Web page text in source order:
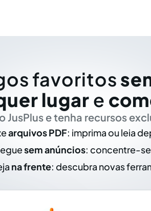
favoritos
lugar e
JusPlus e tenha recursos
arquivos PDF: imprima ou leia
sem anúncios: concentre-se
na frente: descubra novas